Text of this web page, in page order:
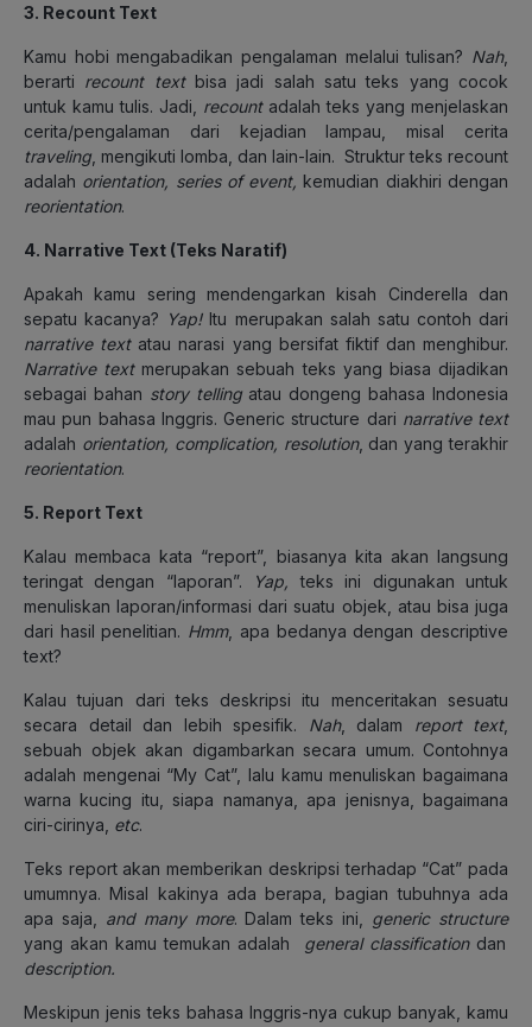
3. Recount Text
Kamu hobi mengabadikan pengalaman melalui tulisan? Nah,
berarti recount text bisa jadi salah satu teks yang cocok
untuk kamu tulis. Jadi, recount adalah teks yang menjelaskan
cerita/pengalaman dari kejadian lampau, misal cerita
traveling , mengikuti lomba, dan lain-lain. Struktur teks recount
adalah orientation, series of event, kemudian diakhiri dengan
reorientation.
4. Narrative Text (Teks Naratif)
Apakah kamu sering mendengarkan kisah Cinderella dan
sepatu kacanya? Yap! Itu merupakan salah satu contoh dari
narrative text atau narasi yang bersifat fiktif dan menghibur.
Narrative textmerupakan sebuah teks yang biasa dijadikan
sebagai bahan story tellingatau dongeng bahasa Indonesia
mau pun bahasa Inggris. Generic structure dari narrative text
adalah orientation, complication, resolution, dan yang terakhir
reorientation.
5. Report Text
Kalau membaca kata “report”, biasanya kita akan langsung
teringat dengan “laporan”.
Yap,teks ini digunakan untuk
menuliskan laporan/informasi dari suatu objek, atau bisa juga
dari hasil penelitian. Hmm, apa bedanya dengan descriptive
text?
Kalau tujuan dari teks deskripsi itu menceritakan sesuatu
secara detail dan lebih spesifik. Nah, dalam report text,
sebuah objek akan digambarkan secara umum. Contohnya
adalah mengenai “My Cat”, lalu kamu menuliskan bagaimana
warna kucing itu, siapa namanya, apa jenisnya, bagaimana
ciri-cirinya, etc.
Teks report akan memberikan deskripsi terhadap “Cat” pada
umumnya. Misal kakinya ada berapa, bagian tubuhnya ada
apa saja, and many more. Dalam teks ini, generic structure
yang akan kamu temukan adalah general classification dan
description.
Meskipun jenis teks bahasa Inggris-nya cukup banyak, kamu